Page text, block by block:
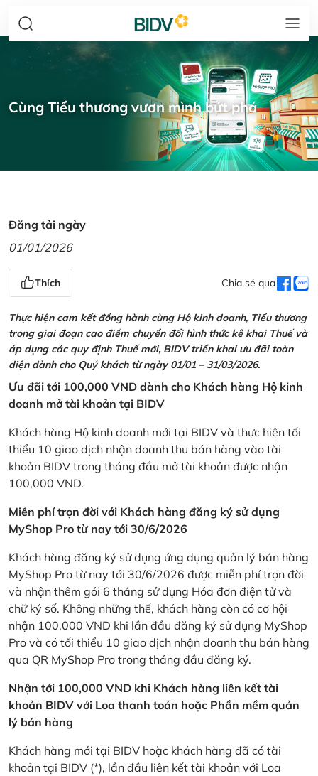
Cùng Tiểu thương vươn mình bứt phá
Đăng tải ngày
01/01/2026
Thích Chia sẻ qua
Thực hiện cam kết đồng hành cùng Hộ kinh doanh, Tiểu thương
trong giai đoạn cao điểm chuyển đổi hình thức kê khai Thuế và
áp dụng các quy định Thuế mới, BIDV triển khai ưu đãi toàn
diện dành cho Quý khách từ ngày 01/01 – 31/03/2026.
Ưu đãi tới 100,000 VND dành cho Khách hàng Hộ kinh
doanh mở tài khoản tại BIDV
Khách hàng Hộ kinh doanh mới tại BIDV và thực hiện tối
thiểu 10 giao dịch nhận doanh thu bán hàng vào tài
khoản BIDV trong tháng đầu mở tài khoản được nhận
100,000 VND.
Miễn phí trọn đời với Khách hàng đăng ký sử dụng
MyShop Pro từ nay tới 30/6/2026
Khách hàng đăng ký sử dụng ứng dụng quản lý bán hàng
MyShop Pro từ nay tới 30/6/2026 được miễn phí trọn đời
và nhận thêm gói 6 tháng sử dụng Hóa đơn điện tử và
chữ ký số. Không những thế, khách hàng còn có cơ hội
nhận 100,000 VND khi lần đầu đăng ký sử dụng MyShop
Pro và có tối thiểu 10 giao dịch nhận doanh thu bán hàng
qua QR MyShop Pro trong tháng đầu đăng ký.
Nhận tới 100,000 VND khi Khách hàng liên kết tài
khoản BIDV với Loa thanh toán hoặc Phần mềm quản
lý bán hàng
Khách hàng mới tại BIDV hoặc khách hàng đã có tài
khoản tại BIDV (*), lần đầu liên kết tài khoản với Loa